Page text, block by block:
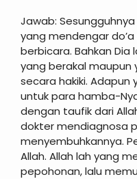
Jawab:
yang mendengar
berbicara. Bahkan
yang berakal
secara hakiki.
untuk para hamba-
dengan taufik dari
dokter mendiagnosa
menyembuhkannya.
Allah. Allah lah yang
pepohonan, lalu